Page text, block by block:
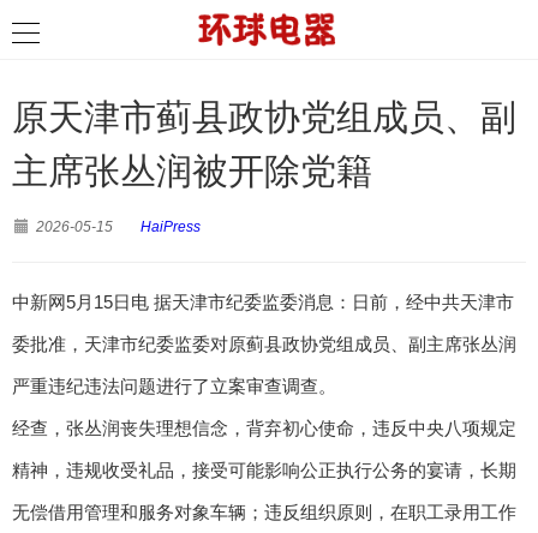
原天津市蓟县政协党组成员、副
主席张丛润被开除党籍
2026-05-15 HaiPress
中新网5月15日电 据天津市纪委监委消息：日前，经中共天津市
委批准，天津市纪委监委对原蓟县政协党组成员、副主席张丛润
严重违纪违法问题进行了立案审查调查。
经查，张丛润丧失理想信念，背弃初心使命，违反中央八项规定
精神，违规收受礼品，接受可能影响公正执行公务的宴请，长期
无偿借用管理和服务对象车辆；违反组织原则，在职工录用工作